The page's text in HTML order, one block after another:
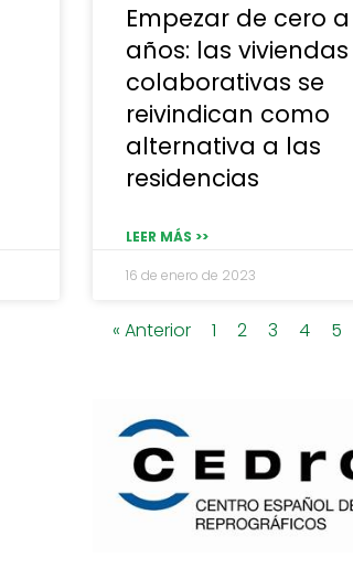
Empezar de cero
años: las viviendas
colaborativas se
reivindican como
alternativa a las
residencias
LEER MÁS >>
16 de enero de 2023
« Anterior 1 2 3 4 5